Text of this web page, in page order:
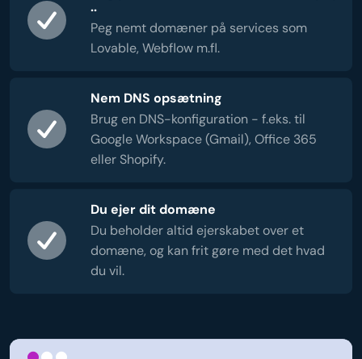
..
Peg nemt domæner på services som
Lovable, Webflow m.fl.
Nem DNS opsætning
Brug en DNS-konfiguration - f.eks. til
Google Workspace (Gmail), Office 365
eller Shopify.
Du ejer dit domæne
Du beholder altid ejerskabet over et
domæne, og kan frit gøre med det hvad
du vil.